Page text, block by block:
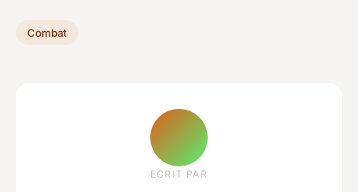
Combat
ECRIT PAR